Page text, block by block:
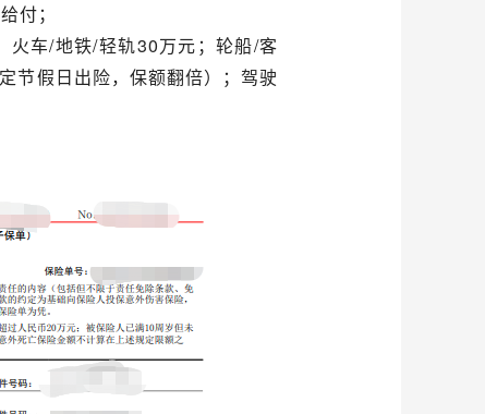
付；
火车/地铁/轻轨30万元；轮船/客
节假日出险，保额翻倍）；驾驶